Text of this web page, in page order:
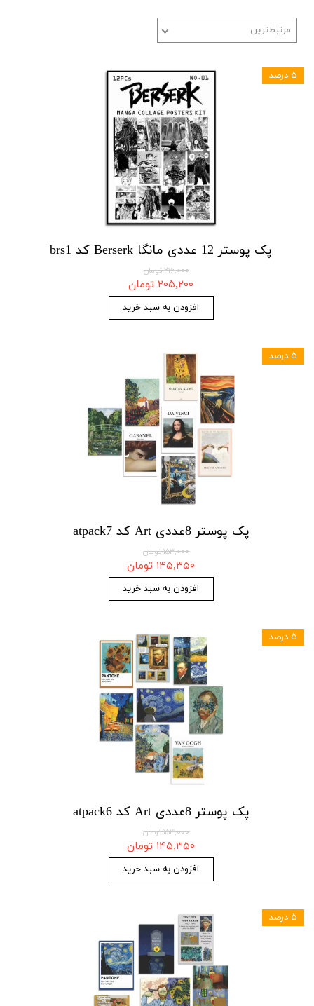
مرتبط‌ترین
پک پوستر 12 عددی مانگا Berserk کد brs1
۲۱۶,۰۰۰ تومان
۲۰۵,۲۰۰ تومان
افزودن به سبد خرید
۵ درصد
پک پوستر 8عددی Art کد atpack7
۱۵۳,۰۰۰ تومان
۱۴۵,۳۵۰ تومان
افزودن به سبد خرید
۵ درصد
پک پوستر 8عددی Art کد atpack6
۱۵۳,۰۰۰ تومان
۱۴۵,۳۵۰ تومان
افزودن به سبد خرید
۵ درصد
۵ درصد